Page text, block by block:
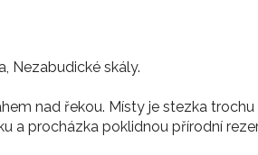
Nezabudické skály.
nad řekou. Místy je stezka trochu
a procházka poklidnou přírodní